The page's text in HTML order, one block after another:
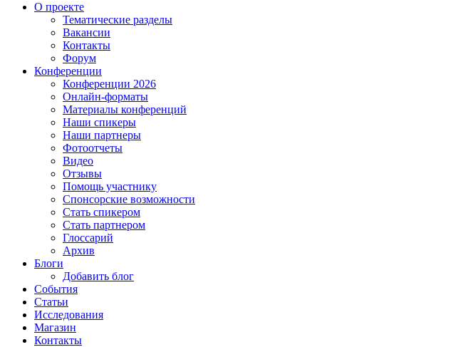
О проекте
Тематические разделы
Вакансии
Контакты
Форум
Конференции
Конференции 2026
Онлайн-форматы
Материалы конференций
Наши спикеры
Наши партнеры
Фотоотчеты
Видео
Отзывы
Помощь участнику
Спонсорские возможности
Стать спикером
Стать партнером
Глоссарий
Архив
Блоги
Добавить блог
События
Статьи
Исследования
Магазин
Контакты